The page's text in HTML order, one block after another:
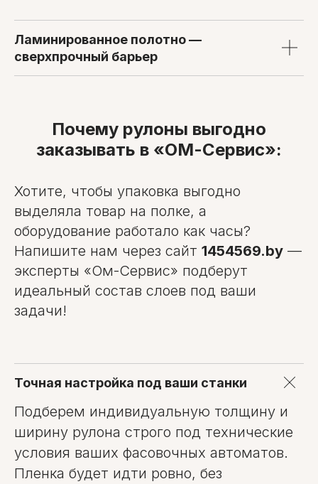
Ламинированное полотно —
сверхпрочный барьер
Почему рулоны выгодно
заказывать в «ОМ-Сервис»:
Хотите, чтобы упаковка выгодно
выделяла товар на полке, а
оборудование работало как часы?
Напишите нам через сайт 1454569.by —
эксперты «Ом-Сервис» подберут
идеальный состав слоев под ваши
задачи!
Точная настройка под ваши станки
Подберем индивидуальную толщину и
ширину рулона строго под технические
условия ваших фасовочных автоматов.
Пленка будет идти ровно, без